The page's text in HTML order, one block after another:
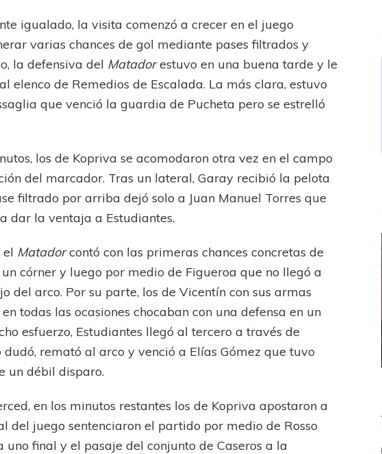
igualado, la visita comenzó a crecer en el juego
varias chances de gol mediante pases filtrados y
la defensiva del Matadorestuvo en una buena tarde y le
elenco de Remedios de Escalada. La más clara, estuvo
que venció la guardia de Pucheta pero se estrelló
los de Kopriva se acomodaron otra vez en el campo
del marcador. Tras un lateral, Garay recibió la pelota
filtrado por arriba dejó solo a Juan Manuel Torres que
dar la ventaja a Estudiantes.
el Matadorcontó con las primeras chances concretas de
córner y luego por medio de Figueroa que no llegó a
del arco. Por su parte, los de Vicentín con sus armas
todas las ocasiones chocaban con una defensa en un
esfuerzo, Estudiantes llegó al tercero a través de
dudó, remató al arco y venció a Elías Gómez que tuvo
un débil disparo.
en los minutos restantes los de Kopriva apostaron a
del juego sentenciaron el partido por medio de Rosso
uno final y el pasaje del conjunto de Caseros a la